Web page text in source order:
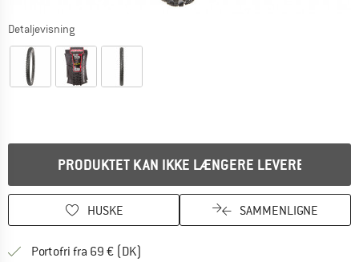
Detaljevisning
PRODUKTET KAN IKKE LÆNGERE LEVERES
HUSKE SAMMENLIGNE
Portofri fra 69 € (DK)